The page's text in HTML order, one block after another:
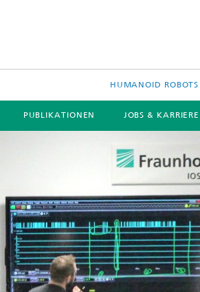
HUMANOID
PUBLIKATIONEN JOBS &